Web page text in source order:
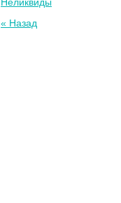
« Назад